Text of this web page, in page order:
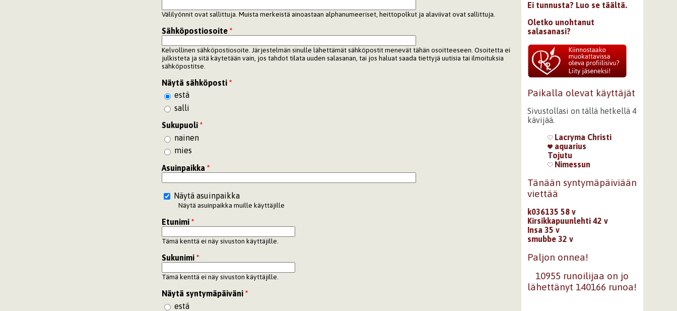
Välilyönnit ovat sallittuja. Muista merkeistä ainoastaan alphanumeeriset, heittopolkut ja alaviivat ovat sallittuja.
Sähköpostiosoite*
Kelvollinen sähköpostiosoite. Järjestelmän sinulle lähettämät sähköpostit menevät tähän osoitteeseen. Osoitetta ei
julkisteta ja sitä käytetään vain, jos tahdot tilata uuden salasanan, tai jos haluat saada tiettyjä uutisia tai ilmoituksia
sähköpostitse.
Näytä sähköposti*
estä
salli
Sukupuoli*
nainen
mies
Asuinpaikka*
Näytä asuinpaikka
Näytä asuinpaikka muille käyttäjille
Etunimi*
Tämä kenttä ei näy sivuston käyttäjille.
Sukunimi*
Tämä kenttä ei näy sivuston käyttäjille.
Näytä syntymäpäiväni*
estä
Ei tunnusta? Luo se täältä.
Oletko unohtanut
salasanasi?
Paikalla olevat käyttäjät
Sivustollasi on tällä hetkellä 4
kävijää.
Lacryma Christi
aquarius
Tojutu
Nimessun
Tänään syntymäpäiviään
viettää
k036135 58 v
Kirsikkapuunlehti 42 v
Insa 35 v
smubbe 32 v
Paljon onnea!
10955 runoilijaa on jo
lähettänyt 140166 runoa!